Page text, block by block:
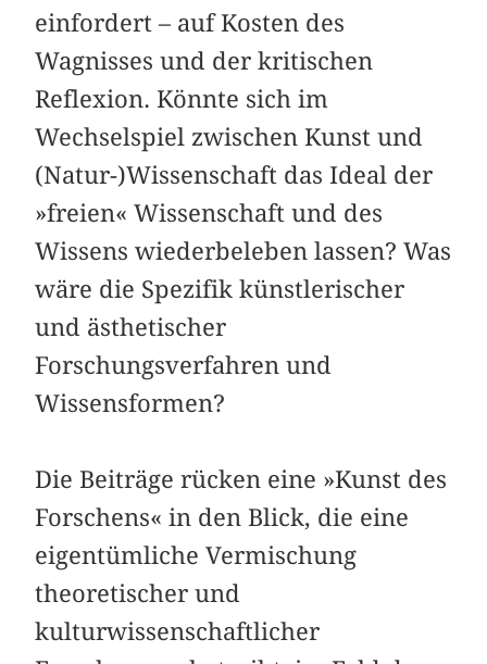
einfordert – auf Kosten des
Wagnisses und der kritischen
Reflexion. Könnte sich im
Wechselspiel zwischen Kunst und
(Natur-)Wissenschaft das Ideal der
»freien« Wissenschaft und des
Wissens wiederbeleben lassen? Was
wäre die Spezifik künstlerischer
und ästhetischer
Forschungsverfahren und
Wissensformen?
Die Beiträge rücken eine »Kunst des
Forschens« in den Blick, die eine
eigentümliche Vermischung
theoretischer und
kulturwissenschaftlicher